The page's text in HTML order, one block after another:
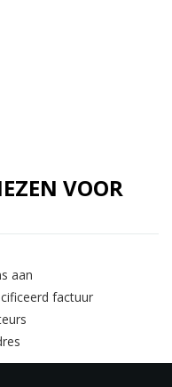
VOOR
aan
factuur